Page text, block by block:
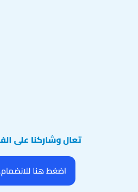
تعال وشاركنا على
اضغط هنا